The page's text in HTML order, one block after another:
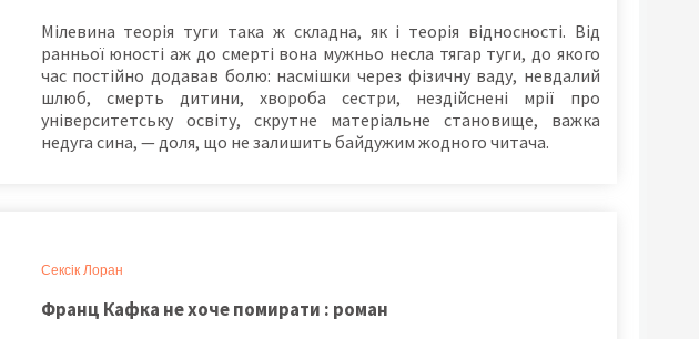
Мілевина теорія туги така ж складна, як і теорія відносності. Від
ранньої юності аж до смерті вона мужньо несла тягар туги, до якого
час постійно додавав болю: насмішки через фізичну ваду, невдалий
шлюб, смерть дитини, хвороба сестри, нездійснені мрії про
університетську освіту, скрутне матеріальне становище, важка
недуга сина, — доля, що не залишить байдужим жодного читача.
Сексік Лоран
Франц Кафка не хоче помирати : роман